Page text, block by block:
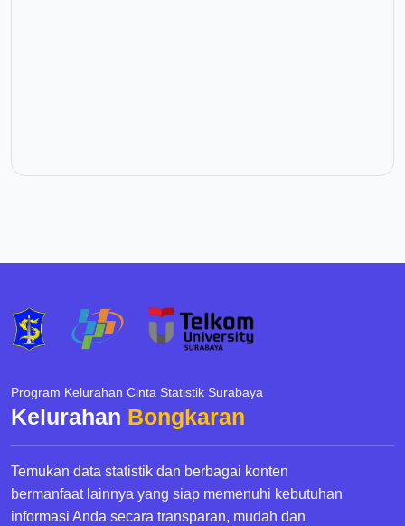
Program Kelurahan Cinta Statistik Surabaya
Kelurahan Bongkaran
Temukan data statistik dan berbagai konten
bermanfaat lainnya yang siap memenuhi kebutuhan
informasi Anda secara transparan, mudah dan